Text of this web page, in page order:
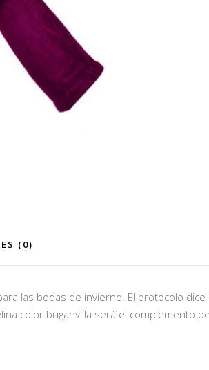
(0)
las bodas de invierno. El protocolo
color buganvilla será el complemento